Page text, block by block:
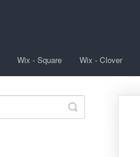
Wix - Square Wix - Clover
Toggle
Search